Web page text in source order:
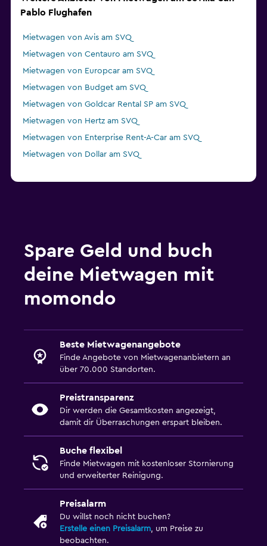
Pablo Flughafen
Mietwagen von Avis am SVQ
Mietwagen von Centauro am SVQ
Mietwagen von Europcar am SVQ
Mietwagen von Budget am SVQ
Mietwagen von Goldcar Rental SP am SVQ
Mietwagen von Hertz am SVQ
Mietwagen von Enterprise Rent-A-Car am SVQ
Mietwagen von Dollar am SVQ
Spare Geld und buch
deine Mietwagen mit
momondo
Beste Mietwagenangebote
Finde Angebote von Mietwagenanbietern an
über 70.000 Standorten.
Preistransparenz
Dir werden die Gesamtkosten angezeigt,
damit dir Überraschungen erspart bleiben.
Buche flexibel
Finde Mietwagen mit kostenloser Stornierung
und erweiterter Reinigung.
Preisalarm
Du willst noch nicht buchen?
Erstelle einen Preisalarm, um Preise zu
beobachten.